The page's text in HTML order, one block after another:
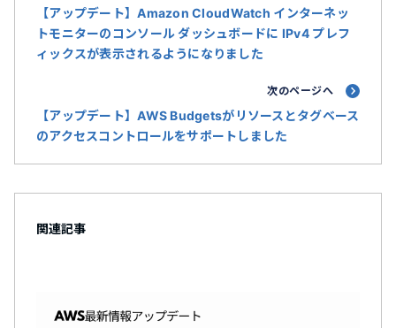
【アップデート】Amazon CloudWatch インターネッ
トモニターのコンソール ダッシュボードに IPv4 プレフ
ィックスが表示されるようになりました
次のページへ
【アップデート】AWS Budgetsがリソースとタグベース
のアクセスコントロールをサポートしました
関連記事